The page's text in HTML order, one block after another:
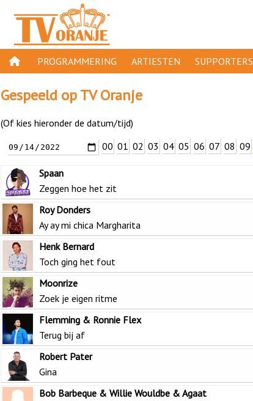
PROGRAMMERING
11 VAN ORANJE
ARTIESTEN SUPPORTERS
Gespeeld op TV Oranje
(Of kies hieronder de datum/tijd)
00 01 02 03 04 05 06 07 08 09
Spaan
Zeggen hoe het zit
Roy Donders
Ay ay mi chica Margharita
Henk Bernard
Toch ging het fout
Moonrize
Zoek je eigen ritme
Flemming & Ronnie Flex
Terug bij af
Robert Pater
Gina
Bob Barbeque & Willie Wouldbe & Agaat